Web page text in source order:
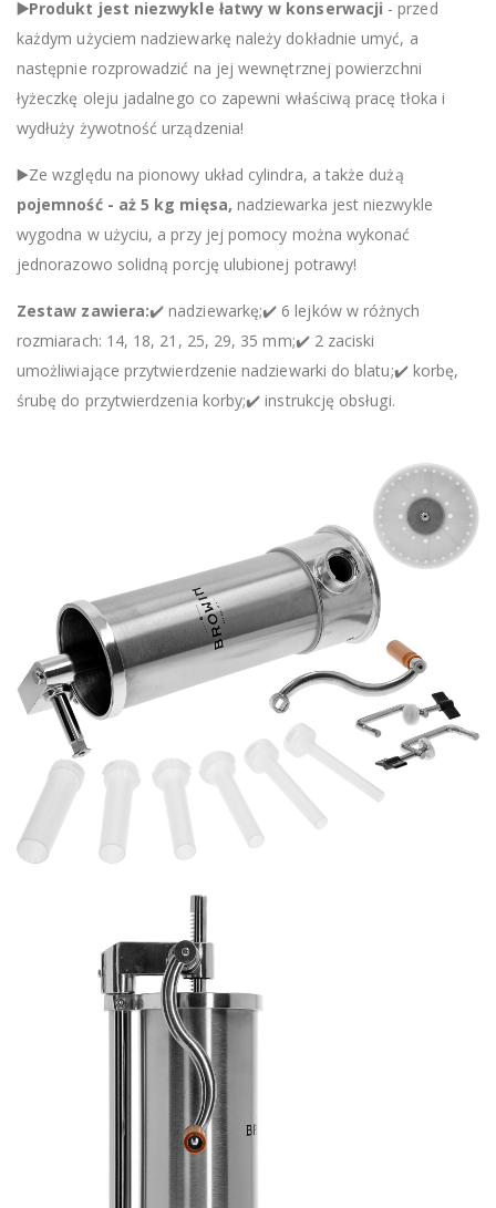
▶️Produkt jest niezwykle łatwy w konserwacji - przed
każdym użyciem nadziewarkę należy dokładnie umyć, a
następnie rozprowadzić na jej wewnętrznej powierzchni
łyżeczkę oleju jadalnego co zapewni właściwą pracę tłoka i
wydłuży żywotność urządzenia!
▶️Ze względu na pionowy układ cylindra, a także dużą
pojemność - aż 5 kg mięsa, nadziewarka jest niezwykle
wygodna w użyciu, a przy jej pomocy można wykonać
jednorazowo solidną porcję ulubionej potrawy!
Zestaw zawiera:✔️ nadziewarkę;✔️ 6 lejków w różnych
rozmiarach: 14, 18, 21, 25, 29, 35 mm;✔️ 2 zaciski
umożliwiające przytwierdzenie nadziewarki do blatu;✔️ korbę,
śrubę do przytwierdzenia korby;✔️ instrukcję obsługi.